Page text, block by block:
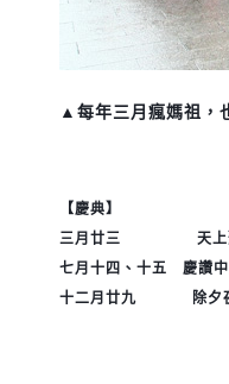
▲每年三月瘋媽祖，
【慶典】
三月廿三 天上聖
七月十四、十五 慶讚中
十二月廿九 除夕夜